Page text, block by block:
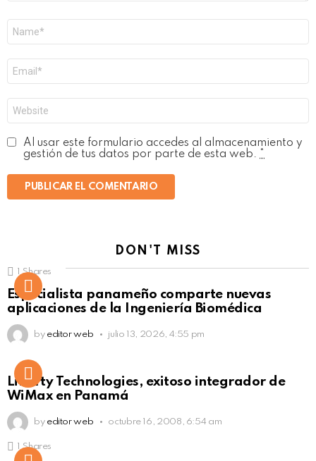
electrónico
*
Al usar este formulario accedes al almacenamiento y
gestión de tus datos por parte de esta web.
DON'T MISS
Click to view this post
1 Shares
Especialista panameño comparte nuevas
aplicaciones de la Ingeniería Biomédica
by editor web julio 13, 2026, 4:55 pm
Liberty Technologies, exitoso integrador de
WiMax en Panamá
by editor web octubre 16, 2008, 6:54 am
1 Shares